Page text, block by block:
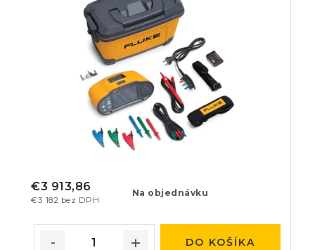
Na objednávku
€3 182 bez DPH
€3 913,86
DO KOŠÍKA